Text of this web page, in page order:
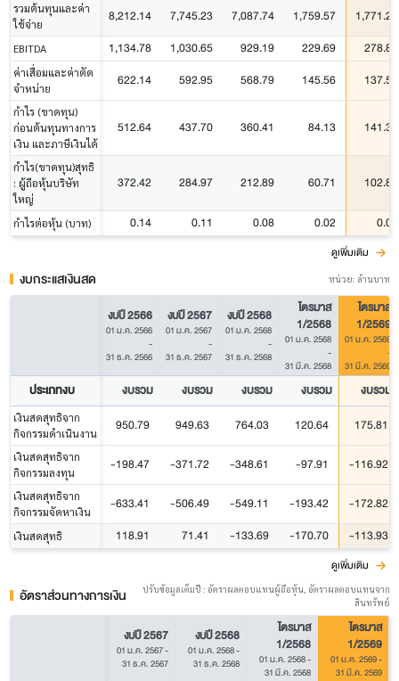
รวมต้นทุนและค่า
ใช้จ่าย
8,212.14 7,745.23 7,087.74 1,759.57 1,771.23
EBITDA 1,134.78 1,030.65 929.19 229.69 278.87
ค่าเสื่อมและค่าตัด
จำหน่าย
622.14 592.95 568.79 145.56 137.50
กำไร (ขาดทุน)
ก่อนต้นทุนทางการ
เงิน และภาษีเงินได้
512.64 437.70 360.41 84.13 141.38
กำไร(ขาดทุน)สุทธิ
: ผู้ถือหุ้นบริษัท
ใหญ่
372.42 284.97 212.89 60.71 102.88
กำไรต่อหุ้น (บาท) 0.14 0.11 0.08 0.02 0.04
ดูเพิ่มเติม
งบกระแสเงินสด หน่วย: ล้านบาท
งบปี 2566
01 ม.ค. 2566
-
31 ธ.ค. 2566
งบปี 2567
01 ม.ค. 2567
-
31 ธ.ค. 2567
งบปี 2568
01 ม.ค. 2568
-
31 ธ.ค. 2568
ไตรมาส
1/2568
01 ม.ค. 2568
-
31 มี.ค. 2568
ไตรมาส
1/2569
01 ม.ค. 2569
-
31 มี.ค. 2569
ประเภทงบ งบรวม งบรวม งบรวม งบรวม งบรวม
เงินสดสุทธิจาก
กิจกรรมดำเนินงาน
950.79 949.63 764.03 120.64 175.81
เงินสดสุทธิจาก
กิจกรรมลงทุน
-198.47 -371.72 -348.61 -97.91 -116.92
เงินสดสุทธิจาก
กิจกรรมจัดหาเงิน
-633.41 -506.49 -549.11 -193.42 -172.82
เงินสดสุทธิ 118.91 71.41 -133.69 -170.70 -113.93
ดูเพิ่มเติม
อัตราส่วนทางการเงิน
ปรับข้อมูลเต็มปี : อัตราผลตอบแทนผู้ถือหุ้น, อัตราผลตอบแทนจาก
สินทรัพย์
งบปี 2567
01 ม.ค. 2567-
31 ธ.ค. 2567
งบปี 2568
01 ม.ค. 2568-
31 ธ.ค. 2568
ไตรมาส
1/2568
01 ม.ค. 2568-
31 มี.ค. 2568
ไตรมาส
1/2569
01 ม.ค. 2569-
31 มี.ค. 2569